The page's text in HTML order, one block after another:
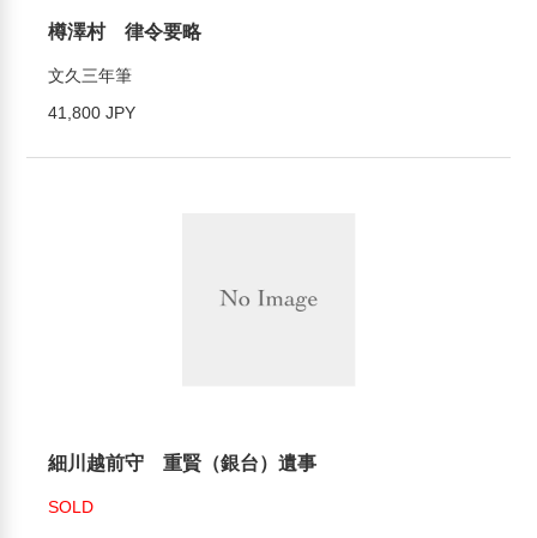
樽澤村 律令要略
文久三年筆
41,800 JPY
細川越前守 重賢（銀台）遺事
SOLD